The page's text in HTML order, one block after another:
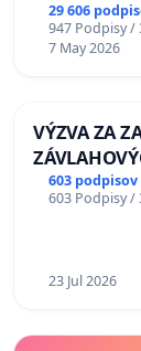
29 606
947 Podpisy /
7 May 2026
VÝZVA ZA
a
603 podpisov
603 Podpisy /
23 Jul 2026